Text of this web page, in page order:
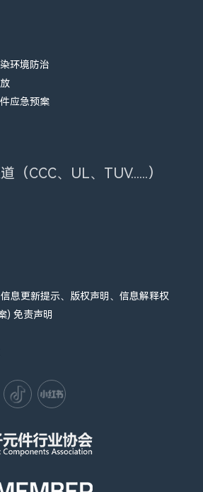
环境防治
应急预案
（CCC、UL、TUV......）
息更新提示、版权声明、信息解释权
) 免责声明